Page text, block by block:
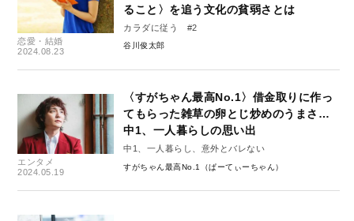
恋愛・結婚
2024.08.23
ること〉を追う文化の貧弱さとは
カラダに従う #2
谷川俊太郎
エンタメ
2024.05.19
〈すがちゃん最高No.1〉借金取りに作っ
てもらった雑草の卵とじ炒めのうまさ…
中1、一人暮らしの思い出
中1、一人暮らし、意外とバレない
すがちゃん最高No.1（ぱーてぃーちゃん）